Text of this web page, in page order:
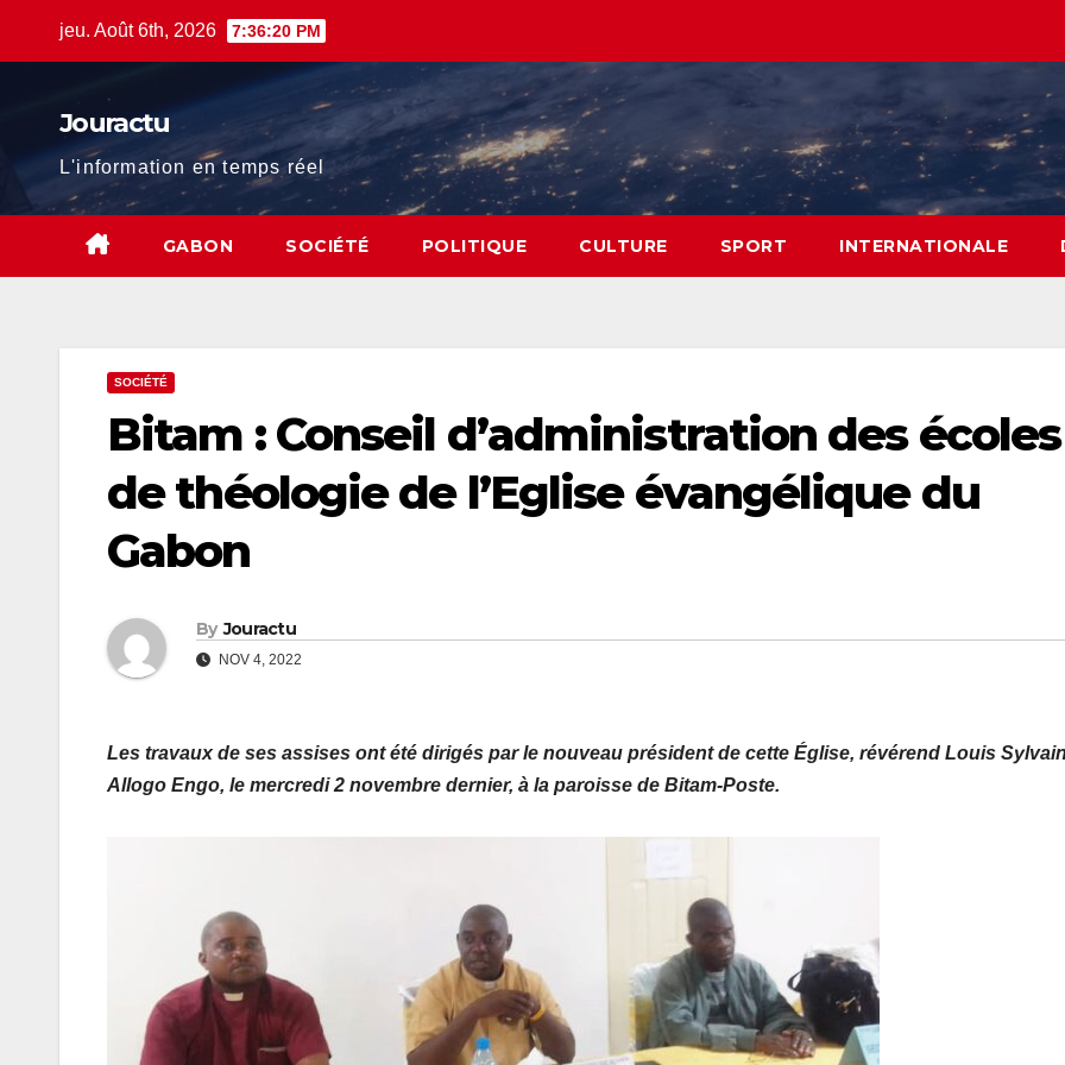
jeu. Août 6th, 2026 7:36:22 PM
Jouractu
L'information en temps réel
GABON SOCIÉTÉ POLITIQUE CULTURE SPORT INTERNATIONALE
SOCIÉTÉ
Bitam : Conseil d’administration des écoles
de théologie de l’Eglise évangélique du
Gabon
By Jouractu
NOV 4, 2022
Les travaux de ses assises ont été dirigés par le nouveau président de cette Église, révérend Louis
Allogo Engo, le mercredi 2 novembre dernier, à la paroisse de Bitam-Poste.